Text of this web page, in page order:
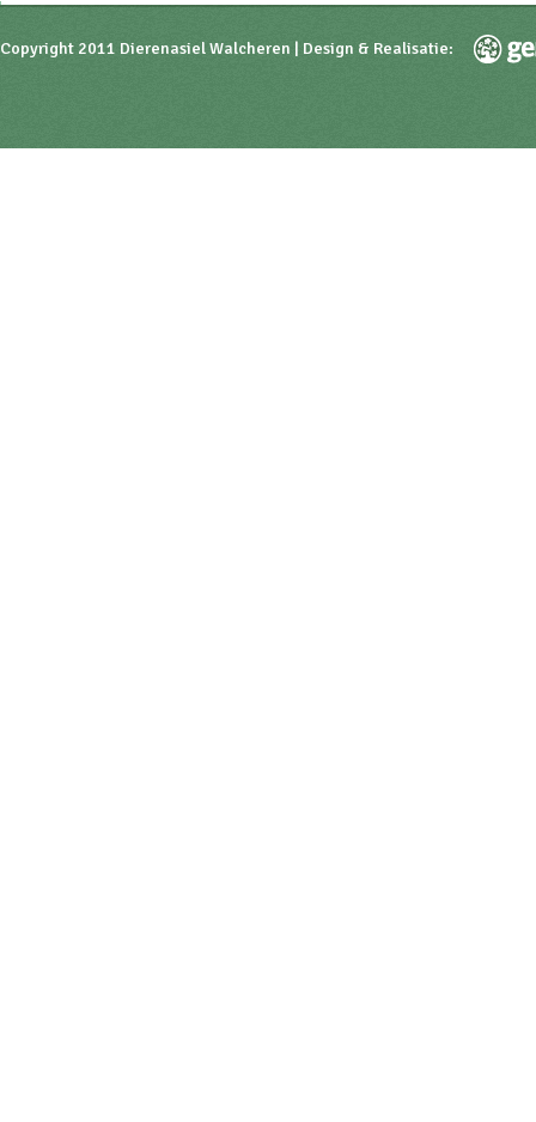
Copyright 2011 Dierenasiel Walcheren | Design & Realisatie: